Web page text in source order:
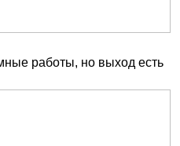
работы, но выход есть